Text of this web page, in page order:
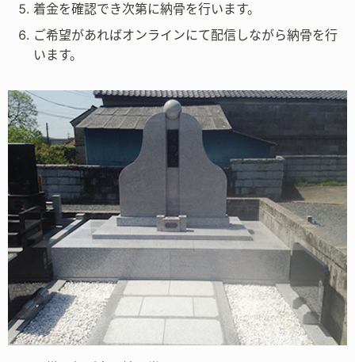
着金を確認でき次第に納骨を行います。
ご希望があればオンラインにて配信しながら納骨を行
います。